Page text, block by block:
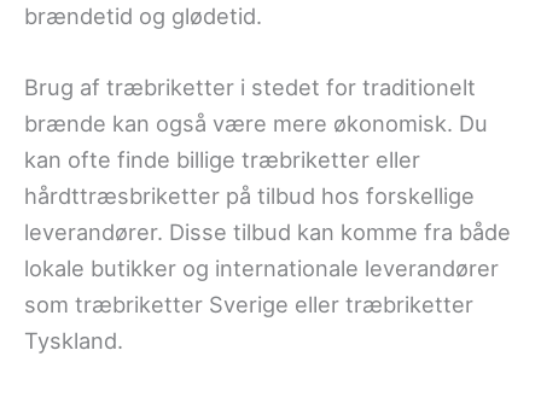
brændetid og glødetid.
Brug af træbriketter i stedet for traditionelt
brænde kan også være mere økonomisk. Du
kan ofte finde billige træbriketter eller
hårdttræsbriketter på tilbud hos forskellige
leverandører. Disse tilbud kan komme fra både
lokale butikker og internationale leverandører
som træbriketter Sverige eller træbriketter
Tyskland.